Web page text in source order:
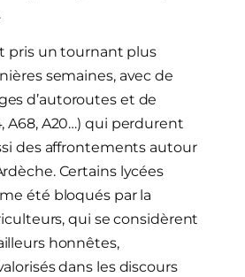
pris un tournant plus
semaines, avec de
d’autoroutes et de
A68, A20…) qui perdurent
des affrontements autour
Certains lycées
été bloqués par la
qui se considèrent
honnêtes,
dans les discours